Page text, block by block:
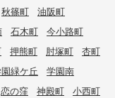
秋篠町
油阪町
石木町
今小路町
押熊町 肘塚町
杏町
緑ケ丘
学園南
恋の窪 神殿町
小西町